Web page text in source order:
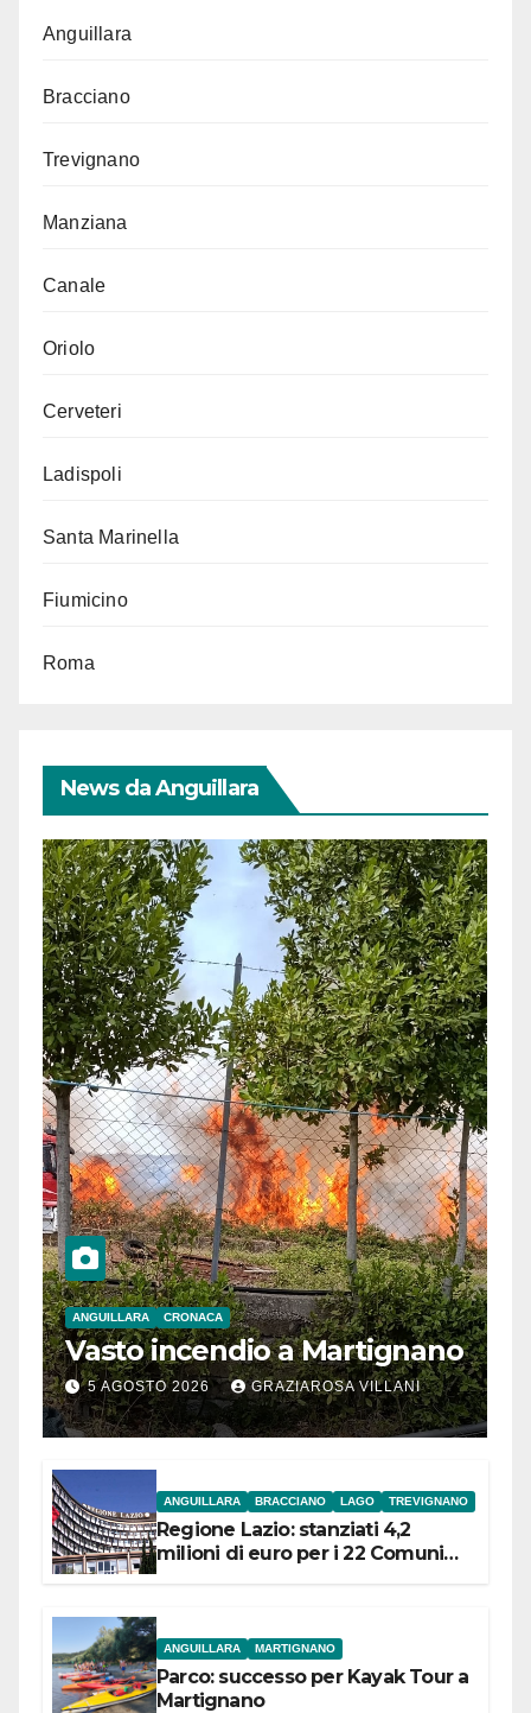
Anguillara
Bracciano
Trevignano
Manziana
Canale
Oriolo
Cerveteri
Ladispoli
Santa Marinella
Fiumicino
Roma
News da Anguillara
ANGUILLARA CRONACA
Vasto incendio a Martignano
5 AGOSTO 2026 GRAZIAROSA VILLANI
ANGUILLARA BRACCIANO LAGO TREVIGNANO
Regione Lazio: stanziati 4,2
milioni di euro per i 22 Comuni
ANGUILLARA MARTIGNANO
Parco: successo per Kayak Tour a
Martignano